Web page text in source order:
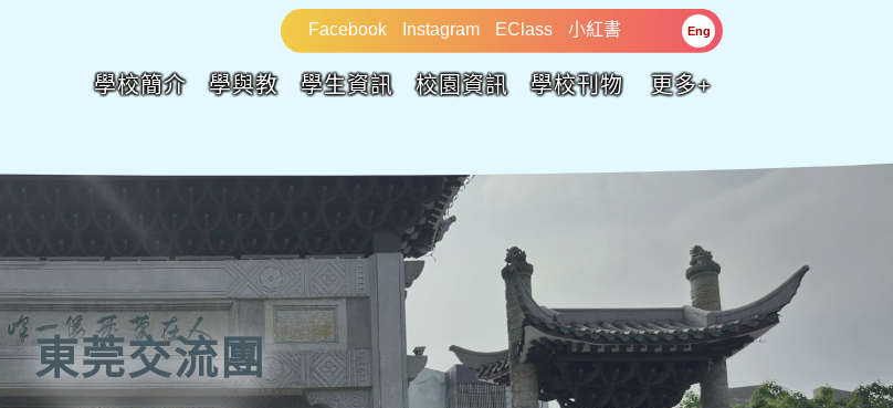
Facebook Instagram EClass 小紅書 Eng
學校簡介 學與教 學生資訊 校園資訊 學校刊物 更多+
東莞交流團